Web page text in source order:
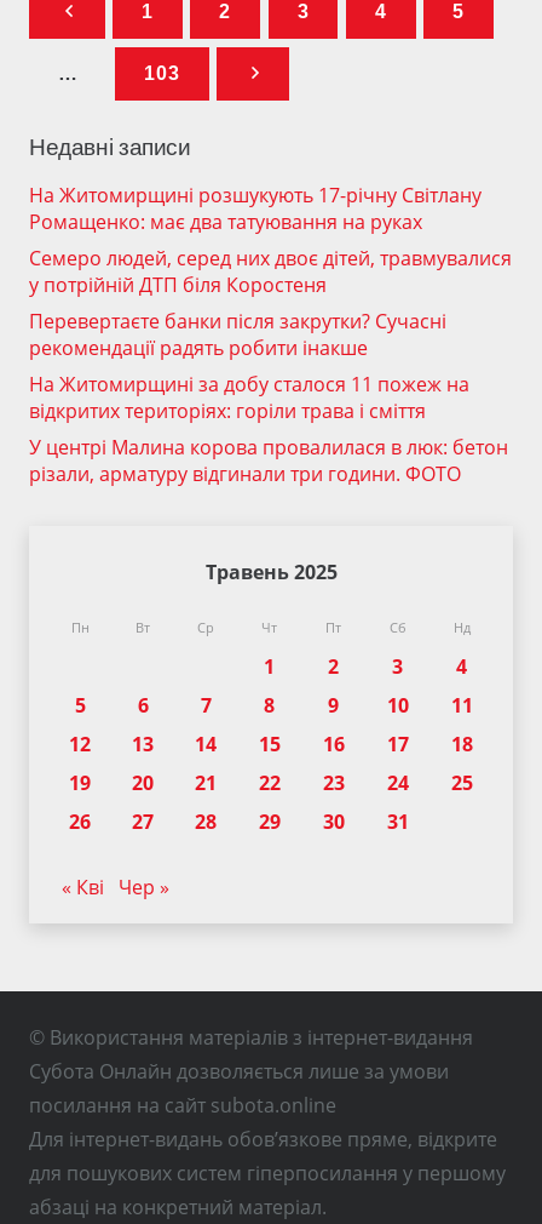
1 2 3 4 5
… 103
Недавні записи
На Житомирщині розшукують 17-річну Світлану
Ромащенко: має два татуювання на руках
Семеро людей, серед них двоє дітей, травмувалися
у потрійній ДТП біля Коростеня
Перевертаєте банки після закрутки? Сучасні
рекомендації радять робити інакше
На Житомирщині за добу сталося 11 пожеж на
відкритих територіях: горіли трава і сміття
У центрі Малина корова провалилася в люк: бетон
різали, арматуру відгинали три години. ФОТО
Травень 2025
Пн Вт Ср Чт Пт Сб Нд
1 2 3
4
5
6 7 8 9 10
11
12
13 14 15 16 17
18
19
20 21 22 23 24
25
26
27 28 29 30 31
« Кві Чер »
© Використання матеріалів з інтернет-видання
Субота Онлайн дозволяється лише за умови
посилання на сайт subota.online
Для інтернет-видань обов’язкове пряме, відкрите
для пошукових систем гіперпосилання у першому
абзаці на конкретний матеріал.